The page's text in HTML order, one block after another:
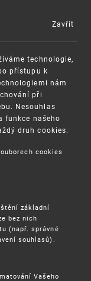
MENU
technologie,
přístupu k
nám
při
Nesouhlas
funkce našeho
druh cookies.
cookies
základní
bez nich
(např. správné
souhlasů).
Vašeho
Zavřít